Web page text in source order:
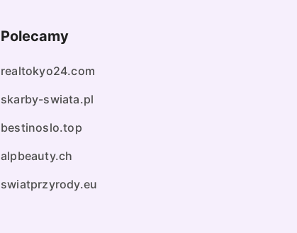
Polecamy
realtokyo24.com
skarby-swiata.pl
bestinoslo.top
alpbeauty.ch
swiatprzyrody.eu